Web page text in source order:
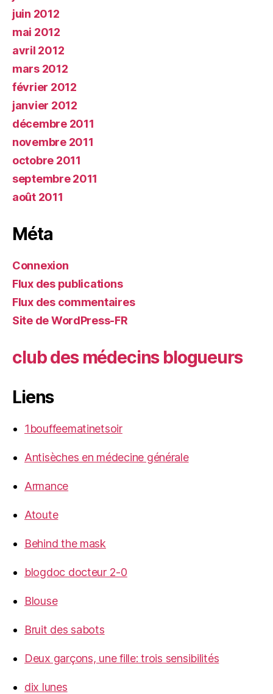
juin 2012
mai 2012
avril 2012
mars 2012
février 2012
janvier 2012
décembre 2011
novembre 2011
octobre 2011
septembre 2011
août 2011
Méta
Connexion
Flux des publications
Flux des commentaires
Site de WordPress-FR
club des médecins blogueurs
Liens
1bouffeematinetsoir
Antisèches en médecine générale
Armance
Atoute
Behind the mask
blogdoc docteur 2-0
Blouse
Bruit des sabots
Deux garçons, une fille: trois sensibilités
dix lunes